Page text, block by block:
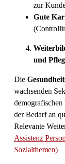
zur
Gute
und
Die
wachsenden
der Bedarf an
Relevante
Assistenz
Sozialthemen)